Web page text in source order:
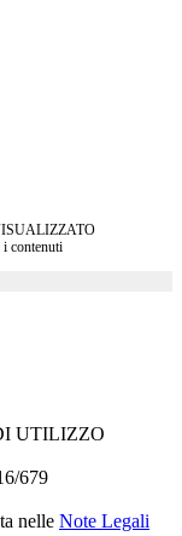
contenuti
UTILIZZO
679
nelle Note Legali